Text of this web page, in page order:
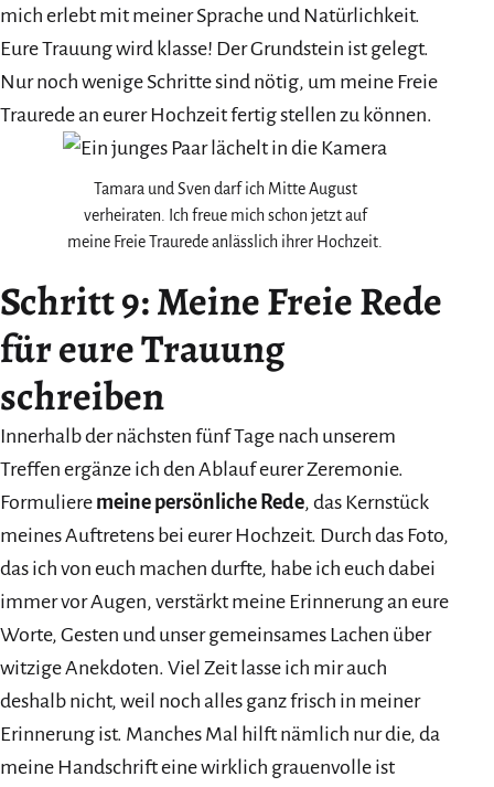
mich erlebt mit meiner Sprache und Natürlichkeit.
Eure Trauung wird klasse! Der Grundstein ist gelegt.
Nur noch wenige Schritte sind nötig, um meine Freie
Traurede an eurer Hochzeit fertig stellen zu können.
Tamara und Sven darf ich Mitte August
verheiraten. Ich freue mich schon jetzt auf
meine Freie Traurede anlässlich ihrer Hochzeit.
Schritt 9: Meine Freie Rede
für eure Trauung
schreiben
Innerhalb der nächsten fünf Tage nach unserem
Treffen ergänze ich den Ablauf eurer Zeremonie.
Formuliere meine persönliche Rede, das Kernstück
meines Auftretens bei eurer Hochzeit. Durch das Foto,
das ich von euch machen durfte, habe ich euch dabei
immer vor Augen, verstärkt meine Erinnerung an eure
Worte, Gesten und unser gemeinsames Lachen über
witzige Anekdoten. Viel Zeit lasse ich mir auch
deshalb nicht, weil noch alles ganz frisch in meiner
Erinnerung ist. Manches Mal hilft nämlich nur die, da
meine Handschrift eine wirklich grauenvolle ist